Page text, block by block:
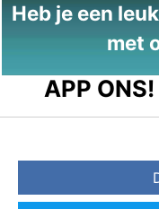
Heb je een
met
APP ONS!